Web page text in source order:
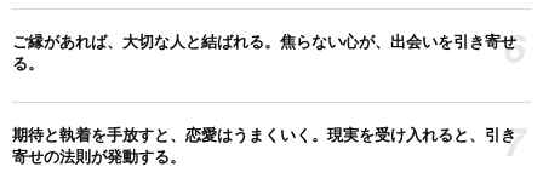
ご縁があれば、大切な人と結ばれる。焦らない心が、出会いを引き寄せ
る。
6
期待と執着を手放すと、恋愛はうまくいく。現実を受け入れると、引き
寄せの法則が発動する。
7